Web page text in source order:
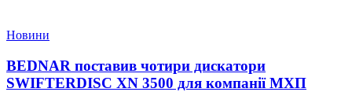
Новини
BEDNAR поставив чотири дискатори
SWIFTERDISC XN 3500 для компанії МХП